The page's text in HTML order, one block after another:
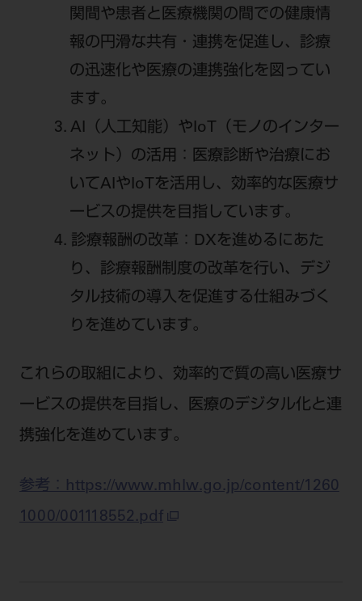
関間や患者と医療機関の間での健康情
報の円滑な共有・連携を促進し、 診療
の迅速化や医療の連携強化を図ってい
ます。
AI（人工知能）やIoT（モノのインター
ネット）の活用：医療診断や治療にお
いてAIやIoTを活用し、 効率的な医療サ
ービスの提供を目指しています。
診療報酬の改革：DXを進めるにあた
り、診療報酬制度の改革を行い、
デジ
タル技術の導入を促進する仕組みづく
りを進めています。
これらの取組により、効率的で質の高い医療サ
ービスの提供を目指し、医療のデジタル化と連
携強化を進めています。
参考：https://www.mhlw.go.jp/content/1260
1000/001118552.pdf
広島
福岡
メールでのお問い合わせはこちら
電 話 /0800-222-8020
FAX / 0800-222-6480（無料）
IP電話・ひかり電話は繋がらない場合がありま
暇、年末年始を除く）
歯科医療従事者専用窓口となります。
ディーラー様におかれましては、モリタ各担当営
業所へお問い合わせ願います。
企業情報
個人情報保護方針 特定商取引について
推奨環境 サイトマップ